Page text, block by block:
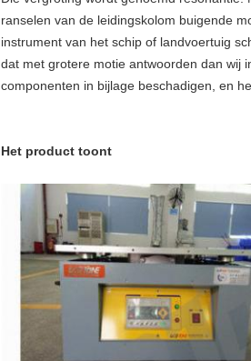
ranselen van de leidingskolom buigende
instrument van het schip of landvoertuig
dat met grotere motie antwoorden dan wij
componenten in bijlage beschadigen, en
Het product toont